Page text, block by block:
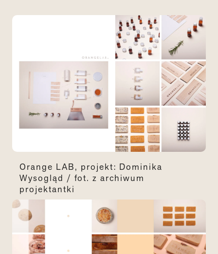
Orange LAB, projekt: Dominika
Wysogląd / fot. z archiwum
projektantki